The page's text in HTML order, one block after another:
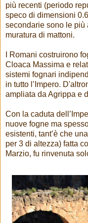
più recenti (periodo
speco di dimensioni
secondarie sono le più
muratura di mattoni.
I Romani costruirono
Cloaca Massima e
sistemi fognari
in tutto l’Impero.
ampliata da Agrippa e
Con la caduta
nuove fogne ma
esistenti, tant’è che
per 3 di altezza) fatta
Marzio, fu rinvenuta